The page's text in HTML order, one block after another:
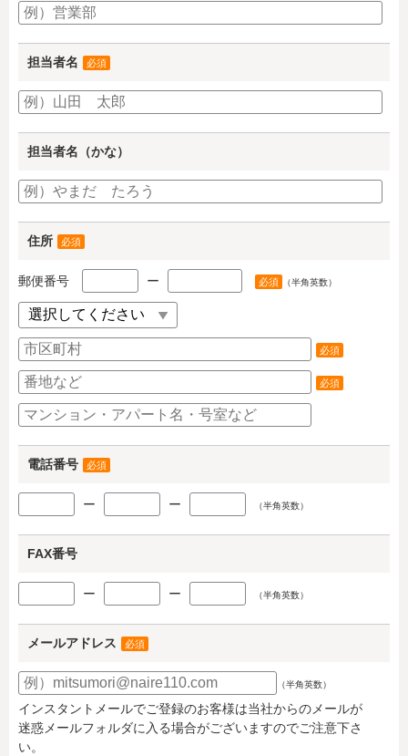
担当者名 必須
担当者名（かな）
住所 必須
郵便番号 ー 必須 （半角英数）
必須
必須
電話番号 必須
ー ー （半角英数）
FAX番号
ー ー （半角英数）
メールアドレス 必須
（半角英数）
インスタントメールでご登録のお客様は当社からのメールが
迷惑メールフォルダに入る場合がございますのでご注意下さ
い。